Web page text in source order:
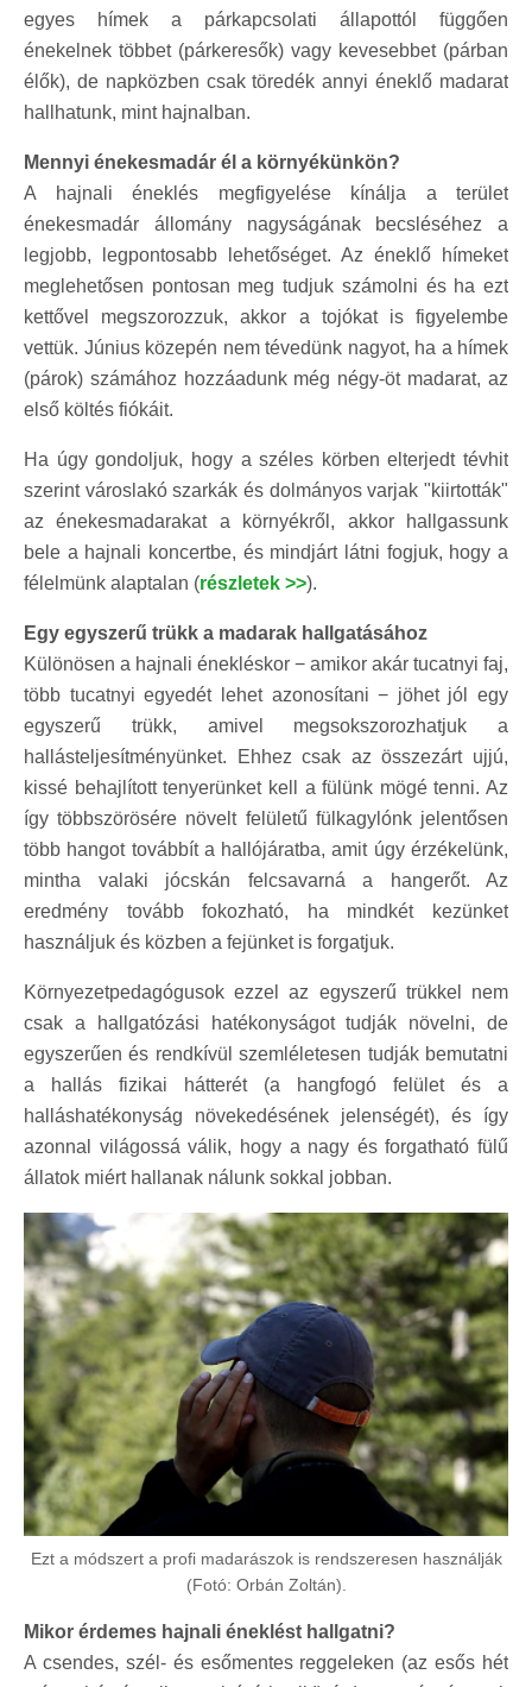
egyes hímek a párkapcsolati állapottól függően
énekelnek többet (párkeresők) vagy kevesebbet (párban
élők), de napközben csak töredék annyi éneklő madarat
hallhatunk, mint hajnalban.
Mennyi énekesmadár él a környékünkön?
A hajnali éneklés megfigyelése kínálja a terület
énekesmadár állomány nagyságának becsléséhez a
legjobb, legpontosabb lehetőséget. Az éneklő hímeket
meglehetősen pontosan meg tudjuk számolni és ha ezt
kettővel megszorozzuk, akkor a tojókat is figyelembe
vettük. Június közepén nem tévedünk nagyot, ha a hímek
(párok) számához hozzáadunk még négy-öt madarat, az
első költés fiókáit.
Ha úgy gondoljuk, hogy a széles körben elterjedt tévhit
szerint városlakó szarkák és dolmányos varjak "kiirtották"
az énekesmadarakat a környékről, akkor hallgassunk
bele a hajnali koncertbe, és mindjárt látni fogjuk, hogy a
félelmünk alaptalan (részletek >>).
Egy egyszerű trükk a madarak hallgatásához
Különösen a hajnali énekléskor − amikor akár tucatnyi faj,
több tucatnyi egyedét lehet azonosítani − jöhet jól egy
egyszerű trükk, amivel megsokszorozhatjuk a
hallásteljesítményünket. Ehhez csak az összezárt ujjú,
kissé behajlított tenyerünket kell a fülünk mögé tenni. Az
így többszörösére növelt felületű fülkagylónk jelentősen
több hangot továbbít a hallójáratba, amit úgy érzékelünk,
mintha valaki jócskán felcsavarná a hangerőt. Az
eredmény tovább fokozható, ha mindkét kezünket
használjuk és közben a fejünket is forgatjuk.
Környezetpedagógusok ezzel az egyszerű trükkel nem
csak a hallgatózási hatékonyságot tudják növelni, de
egyszerűen és rendkívül szemléletesen tudják bemutatni
a hallás fizikai hátterét (a hangfogó felület és a
halláshatékonyság növekedésének jelenségét), és így
azonnal világossá válik, hogy a nagy és forgatható fülű
állatok miért hallanak nálunk sokkal jobban.
Ezt a módszert a profi madarászok is rendszeresen használják
(Fotó: Orbán Zoltán).
Mikor érdemes hajnali éneklést hallgatni?
A csendes, szél- és esőmentes reggeleken (az esős hét